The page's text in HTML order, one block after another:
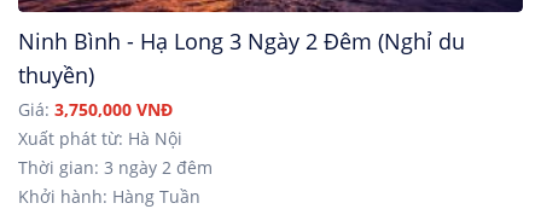
Ninh Bình - Hạ Long 3 Ngày 2 Đêm (Nghỉ du
thuyền)
Giá: 3,750,000 VNĐ
Xuất phát từ: Hà Nội
Thời gian: 3 ngày 2 đêm
Khởi hành: Hàng Tuần